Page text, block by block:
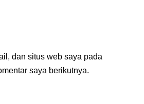
dan situs web saya pada
saya berikutnya.